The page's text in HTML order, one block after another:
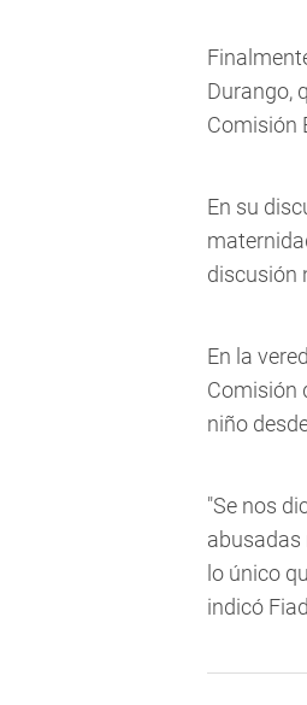
Durango,
Comisión
En su
discusión
En la
Comisión
niño
"Se nos
abusadas
lo único
indicó